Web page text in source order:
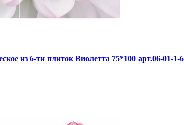
из 6-ти плиток Виолетта 75*100 арт.06-01-1-